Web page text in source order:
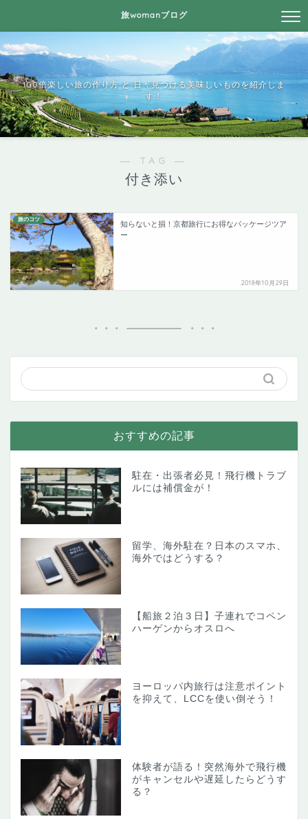
旅womanブログ
100倍楽しい旅の作り方 と 日々見つける美味しいものを紹介しま
す！
― TAG ―
付き添い
旅のコツ
知らないと損！京都旅行にお得なパッケージツア
ー
2018年10月29日
おすすめの記事
駐在・出張者必見！飛行機トラブ
ルには補償金が！
留学、海外駐在？日本のスマホ、
海外ではどうする？
【船旅２泊３日】子連れでコペン
ハーゲンからオスロへ
ヨーロッパ内旅行は注意ポイント
を抑えて、LCCを使い倒そう！
体験者が語る！突然海外で飛行機
がキャンセルや遅延したらどうす
る？